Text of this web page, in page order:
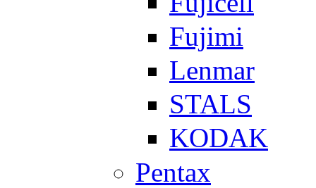
Fujimi
Lenmar
STALS
KODAK
Pentax